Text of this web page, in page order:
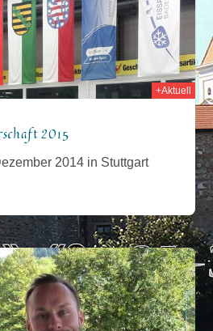
+Aktuell
2015
2014 in Stuttgart